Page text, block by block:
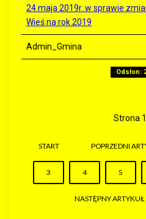
24 maja 2019r. w sprawie
Wieś na rok 2019
Admin_Gmina
Odsłon:
Strona
START POPRZEDNI
3 4 5
NASTĘPNY ARTYKUŁ